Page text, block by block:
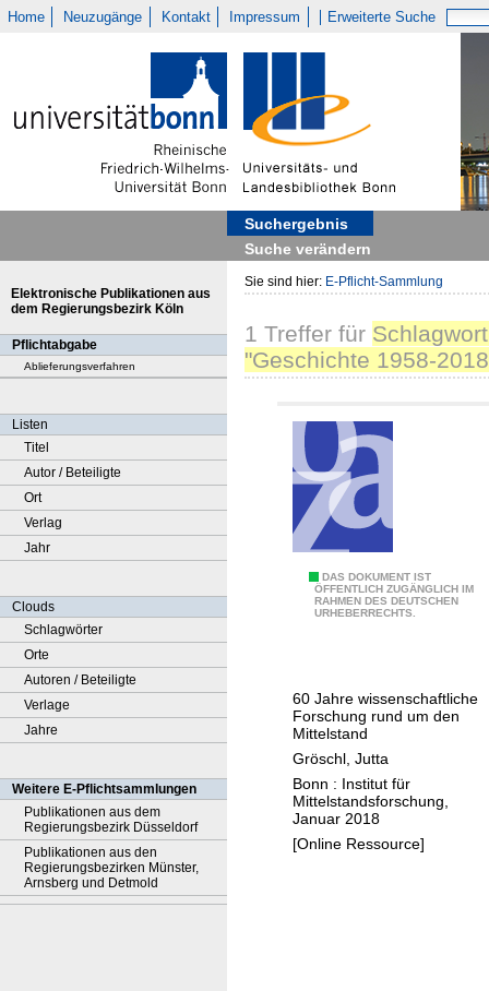
Home Neuzugänge Kontakt Impressum Erweiterte Suche
Suchergebnis
Suche verändern
Elektronische Publikationen aus
dem Regierungsbezirk Köln
Pflichtabgabe
Ablieferungsverfahren
Listen
Titel
Autor / Beteiligte
Ort
Verlag
Jahr
Clouds
Schlagwörter
Orte
Autoren / Beteiligte
Verlage
Jahre
Weitere E-Pflichtsammlungen
Publikationen aus dem
Regierungsbezirk Düsseldorf
Publikationen aus den
Regierungsbezirken Münster,
Arnsberg und Detmold
Sie sind hier: E-Pflicht-Sammlung
1 Treffer für
"Geschichte 1958-
DAS DOKUMENT IST
ÖFFENTLICH ZUGÄNGLICH IM
RAHMEN DES DEUTSCHEN
URHEBERRECHTS.
r
e
I
f
M
B
o
60 Jahre wissenschaftliche
Forschung rund um den
Mittelstand
Gröschl, Jutta
Bonn : Institut für
Mittelstandsforschung,
Januar 2018
[Online Ressource]